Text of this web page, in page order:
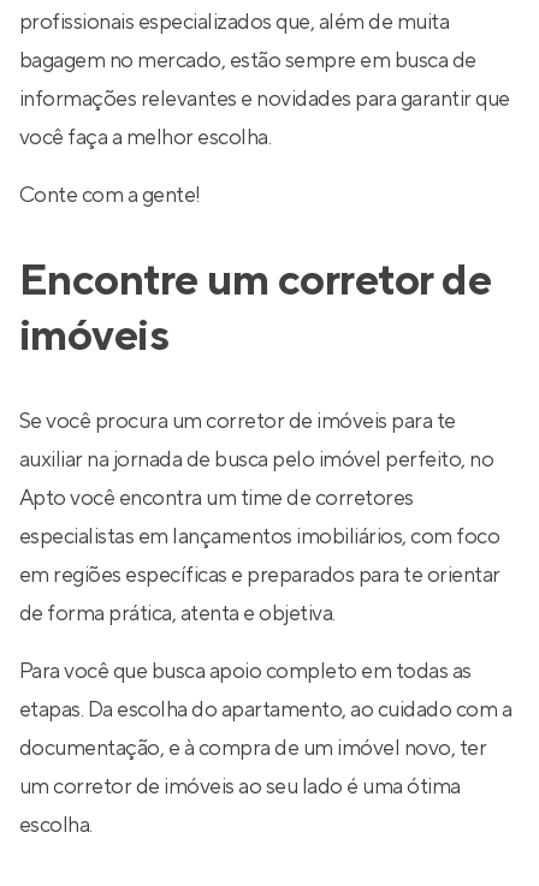
profissionais especializados que, além de muita
bagagem no mercado, estão sempre em busca de
informações relevantes e novidades para garantir que
você faça a melhor escolha.
Conte com a gente!
Encontre um corretor de
imóveis
Se você procura um corretor de imóveis para te
auxiliar na jornada de busca pelo imóvel perfeito, no
Apto você encontra um time de corretores
especialistas em lançamentos imobiliários, com foco
em regiões específicas e preparados para te orientar
de forma prática, atenta e objetiva.
Para você que busca apoio completo em todas as
etapas. Da escolha do apartamento, ao cuidado com a
documentação, e à compra de um imóvel novo, ter
um corretor de imóveis ao seu lado é uma ótima
escolha.